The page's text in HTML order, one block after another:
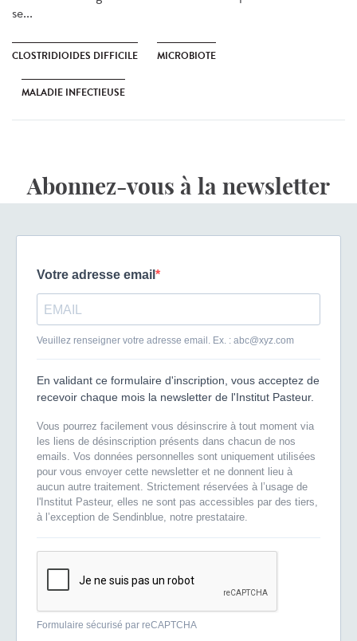
se...
CLOSTRIDIOIDES DIFFICILE MICROBIOTE
MALADIE INFECTIEUSE
Abonnez-vous à la newsletter